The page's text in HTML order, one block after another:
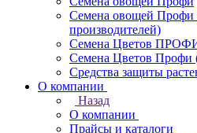
Семена овощей Профи
производителей)
Семена Цветов ПРОФИ
Семена Цветов Профи
Средства защиты
О компании
Назад
О компании
Прайсы и каталоги